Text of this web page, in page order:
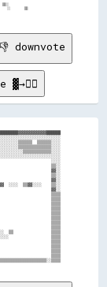
░░░░    ▒▒░░
▒▒          ░░      ▒▒
downvote
▒▒▒▒▒▒░░░░
░░░░
▒▒░░
▓▓░░
▒▒░░
▓▓░░
░░░░  ▒▒▓▓░░░░    ▒▒░░
▓▓░░
▒▒▒▒
▒▒▒▒
▒▒▒▒
▒▒▒▒
▒▒▒▒
▒▒▒▒
▒▒▒▒
▒▒▒▒
▒▒                ▒▒▒▒
▒▒▒▒
▒▒▒▒
▒▒▒▒
▒▒▒▒
▒▒▒▒